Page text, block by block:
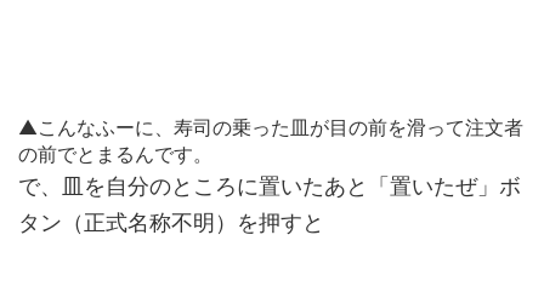
▲こんなふーに、寿司の乗った皿が目の前を滑って注文者
の前でとまるんです。
で、皿を自分のところに置いたあと「置いたぜ」ボ
タン（正式名称不明）を押すと